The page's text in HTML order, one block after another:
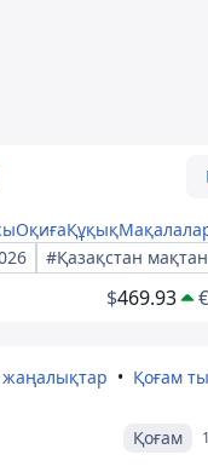
ОқиғаҚұқық
#Қазақстан
$469.93 €
Қоғам
Қоғам